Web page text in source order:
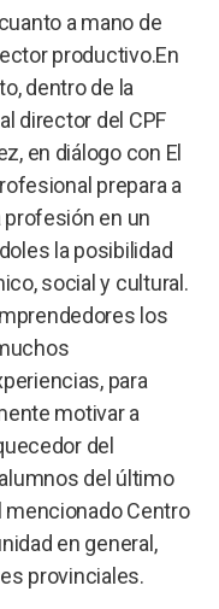
a mano de
productivo.En
dentro de la
director del CPF
en diálogo con El
prepara a
profesión en un
la posibilidad
social y cultural.
los
para
motivar a
del
del último
mencionado Centro
en general,
provinciales.